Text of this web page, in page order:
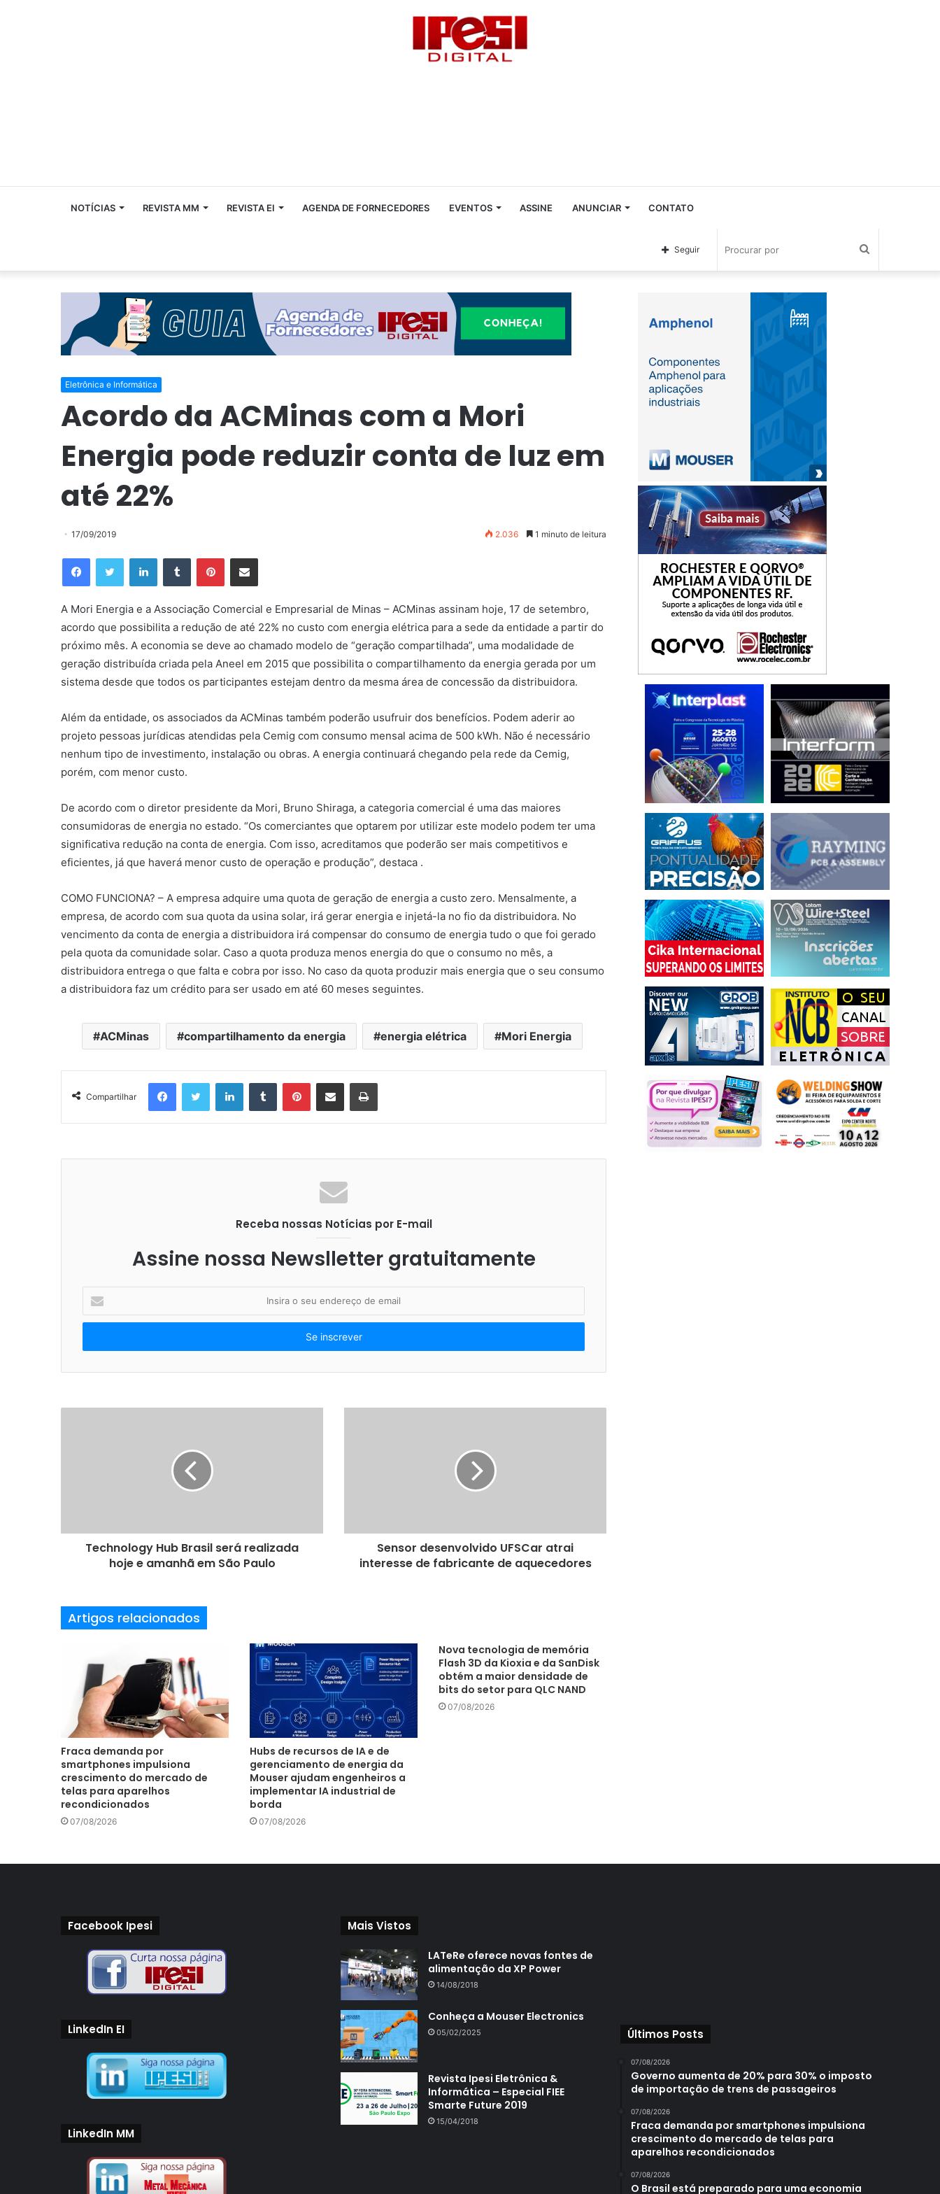
NOTÍCIAS REVISTA MM REVISTA EI AGENDA DE FORNECEDORES EVENTOS ASSINE ANUNCIAR CONTATO
Seguir
Eletrônica e Informática
Acordo da ACMinas com a Mori
Energia pode reduzir conta de luz em
até 22%
17/09/2019 2.036 1 minuto de leitura
A Mori Energia e a Associação Comercial e Empresarial de Minas – ACMinas assinam hoje, 17 de setembro,
acordo que possibilita a redução de até 22% no custo com energia elétrica para a sede da entidade a partir do
próximo mês. A economia se deve ao chamado modelo de “geração compartilhada”, uma modalidade de
geração distribuída criada pela Aneel em 2015 que possibilita o compartilhamento da energia gerada por um
sistema desde que todos os participantes estejam dentro da mesma área de concessão da distribuidora.
Além da entidade, os associados da ACMinas também poderão usufruir dos benefícios. Podem aderir ao
projeto pessoas jurídicas atendidas pela Cemig com consumo mensal acima de 500 kWh. Não é necessário
nenhum tipo de investimento, instalação ou obras. A energia continuará chegando pela rede da Cemig,
porém, com menor custo.
De acordo com o diretor presidente da Mori, Bruno Shiraga, a categoria comercial é uma das maiores
consumidoras de energia no estado. “Os comerciantes que optarem por utilizar este modelo podem ter uma
significativa redução na conta de energia. Com isso, acreditamos que poderão ser mais competitivos e
eficientes, já que haverá menor custo de operação e produção”, destaca .
COMO FUNCIONA? – A empresa adquire uma quota de geração de energia a custo zero. Mensalmente, a
empresa, de acordo com sua quota da usina solar, irá gerar energia e injetá-la no fio da distribuidora. No
vencimento da conta de energia a distribuidora irá compensar do consumo de energia tudo o que foi gerado
pela quota da comunidade solar. Caso a quota produza menos energia do que o consumo no mês, a
distribuidora entrega o que falta e cobra por isso. No caso da quota produzir mais energia que o seu consumo
a distribuidora faz um crédito para ser usado em até 60 meses seguintes.
ACMinas compartilhamento da energia energia elétrica Mori Energia
Compartilhar
Receba nossas Notícias por E-mail
Assine nossa Newslletter gratuitamente
s
r
e
o
a
i
Technology Hub Brasil será realizada
hoje e amanhã em São Paulo
Sensor desenvolvido UFSCar atrai
interesse de fabricante de aquecedores
Artigos relacionados
Fraca demanda por
smartphones impulsiona
crescimento do mercado de
telas para aparelhos
recondicionados
07/08/2026
Hubs de recursos de IA e de
gerenciamento de energia da
Mouser ajudam engenheiros a
implementar IA industrial de
borda
07/08/2026
Nova tecnologia de memória
Flash 3D da Kioxia e da SanDisk
obtém a maior densidade de
bits do setor para QLC NAND
07/08/2026
Facebook Ipesi
LinkedIn EI
LinkedIn MM
Mais Vistos
LATeRe oferece novas fontes de
alimentação da XP Power
14/08/2018
Conheça a Mouser Electronics
05/02/2025
Revista Ipesi Eletrônica &
Informática – Especial FIEE
Smarte Future 2019
15/04/2018
Últimos Posts
07/08/2026
Governo aumenta de 20% para 30% o imposto
de importação de trens de passageiros
07/08/2026
Fraca demanda por smartphones impulsiona
crescimento do mercado de telas para
aparelhos recondicionados
07/08/2026
O Brasil está preparado para uma economia